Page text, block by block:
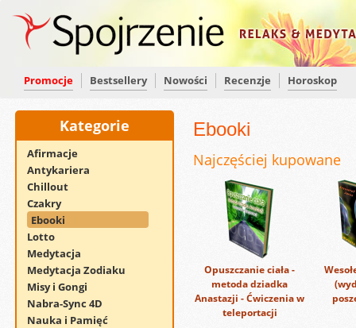
Promocje Bestsellery Nowości Recenzje Horoskop
Kategorie
Afirmacje
Antykariera
Chillout
Czakry
Ebooki
Lotto
Medytacja
Medytacja Zodiaku
Misy i Gongi
Nabra-Sync 4D
Nauka i Pamięć
Ebooki
Najczęściej kupowane
Opuszczanie ciała -
metoda dziadka
Anastazji - Ćwiczenia w
teleportacji